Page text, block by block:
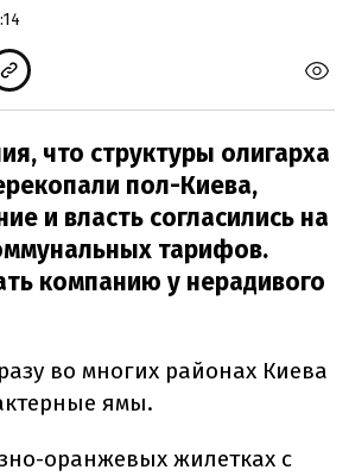
что структуры олигарха
пол-Киева,
и власть согласились на
тарифов.
компанию у нерадивого
во многих районах Киева
ямы.
оранжевых жилетках с